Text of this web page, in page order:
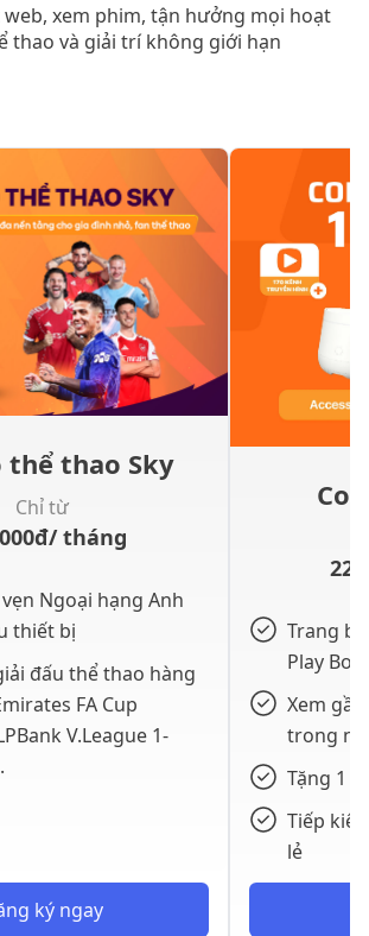
xem phim, tận hưởng mọi hoạt
thao và giải trí không giới hạn
thể thao Sky
Chỉ từ
đ/ tháng
Ngoại hạng Anh
thiết bị
đấu thể thao hàng
FA Cup
V.League 1-
ký ngay
Trang bị
Play Box
Xem
trong
Tặng 1
Tiếp
lẻ